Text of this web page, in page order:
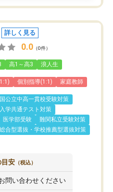
詳しく見る
0.0 （0件）
高1～高3 浪人生
個別指導(1:1) 家庭教師
国公立中高一貫校受験対策
学共通テスト対策
医学部受験
難関私立受験対策
総合型選抜・学校推薦型選抜対策
目安 （税込）
問い合わせください